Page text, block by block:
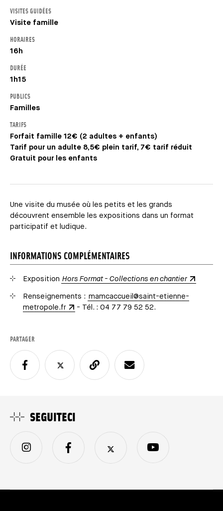
VISITES GUIDÉES
Visite famille
HORAIRES
16h
DURÉE
1h15
PUBLICS
Familles
TARIFS
Forfait famille 12€ (2 adultes + enfants)
Tarif pour un adulte 8,5€ plein tarif, 7€ tarif réduit
Gratuit pour les enfants
Une visite du musée où les petits et les grands
découvrent ensemble les expositions dans un format
participatif et ludique.
INFORMATIONS COMPLÉMENTAIRES
Exposition Hors Format - Collections en chantier
Renseignements : mamcaccueil@saint-etienne-
metropole.fr
- Tél. : 04 77 79 52 52.
PARTAGER
SEGUITECI